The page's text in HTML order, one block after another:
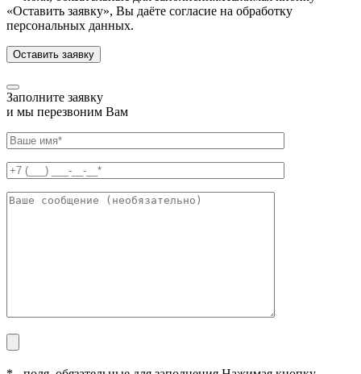
«Оставить заявку», Вы даёте согласие на обработку
персональных данных.
Заполните заявку
и мы перезвоним Вам